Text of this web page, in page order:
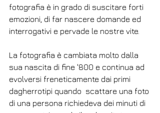
fotografia è in grado di suscitare forti
emozioni, di far nascere domande ed
interrogativi e pervade le nostre vite.
La fotografia è cambiata molto dalla
sua nascita di fine '800 e continua ad
evolversi freneticamente dai primi
dagherrotipi quando  scattare una foto
di una persona richiedeva dei minuti di